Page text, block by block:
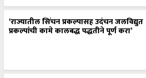
‘राज्यातील सिंचन प्रकल्पासह उदंचन जलविद्युत
प्रकल्पांची कामे कालबद्ध पद्धतीने पूर्ण करा’